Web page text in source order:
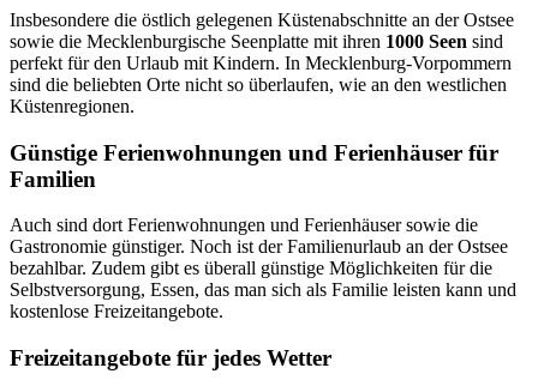
Insbesondere die östlich gelegenen Küstenabschnitte an der Ostsee
sowie die Mecklenburgische Seenplatte mit ihren 1000 Seen sind
perfekt für den Urlaub mit Kindern. In Mecklenburg-Vorpommern
sind die beliebten Orte nicht so überlaufen, wie an den westlichen
Küstenregionen.
Günstige Ferienwohnungen und Ferienhäuser für
Familien
Auch sind dort Ferienwohnungen und Ferienhäuser sowie die
Gastronomie günstiger. Noch ist der Familienurlaub an der Ostsee
bezahlbar. Zudem gibt es überall günstige Möglichkeiten für die
Selbstversorgung, Essen, das man sich als Familie leisten kann und
kostenlose Freizeitangebote.
Freizeitangebote für jedes Wetter